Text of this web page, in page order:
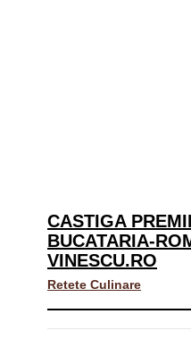
CASTIGA
BUCATARIA-
VINESCU.RO
Retete Culinare